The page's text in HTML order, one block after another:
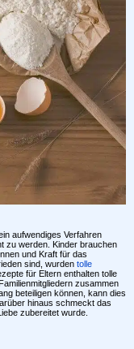
aufwendiges Verfahren
zu werden. Kinder brauchen
und Kraft für das
sind, wurden tolle
für Eltern enthalten tolle
zusammen
beteiligen können, kann dies
hinaus schmeckt das
zubereitet wurde.